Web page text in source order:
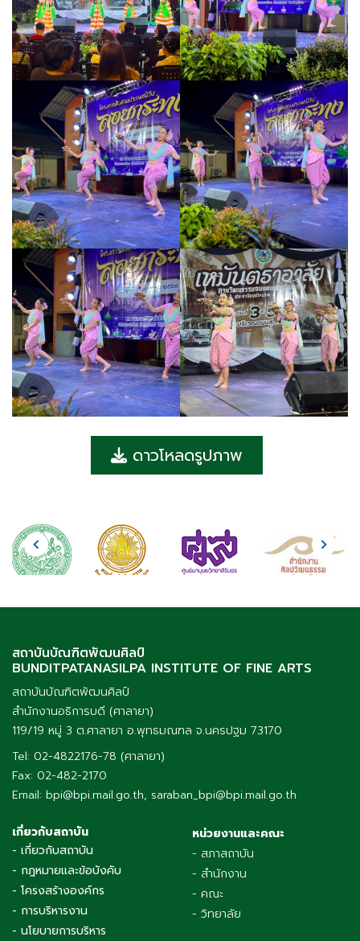
ดาวโหลดรูปภาพ
สถาบันบัณฑิตพัฒนศิลป์
BUNDITPATANASILPA INSTITUTE OF FINE ARTS
สถาบันบัณฑิตพัฒนศิลป์
สำนักงานอธิการบดี (ศาลายา)
119/19 หมู่ 3 ต.ศาลายา อ.พุทธมณฑล จ.นครปฐม 73170
Tel: 02-4822176-78 (ศาลายา)
Fax: 02-482-2170
Email: bpi@bpi.mail.go.th, saraban_bpi@bpi.mail.go.th
เกี่ยวกับสถาบัน
- เกี่ยวกับสถาบัน
- กฎหมายและข้อบังคับ
- โครงสร้างองค์กร
- การบริหารงาน
- นโยบายการบริหาร
หน่วยงานและคณะ
- สภาสถาบัน
- สำนักงาน
- คณะ
- วิทยาลัย